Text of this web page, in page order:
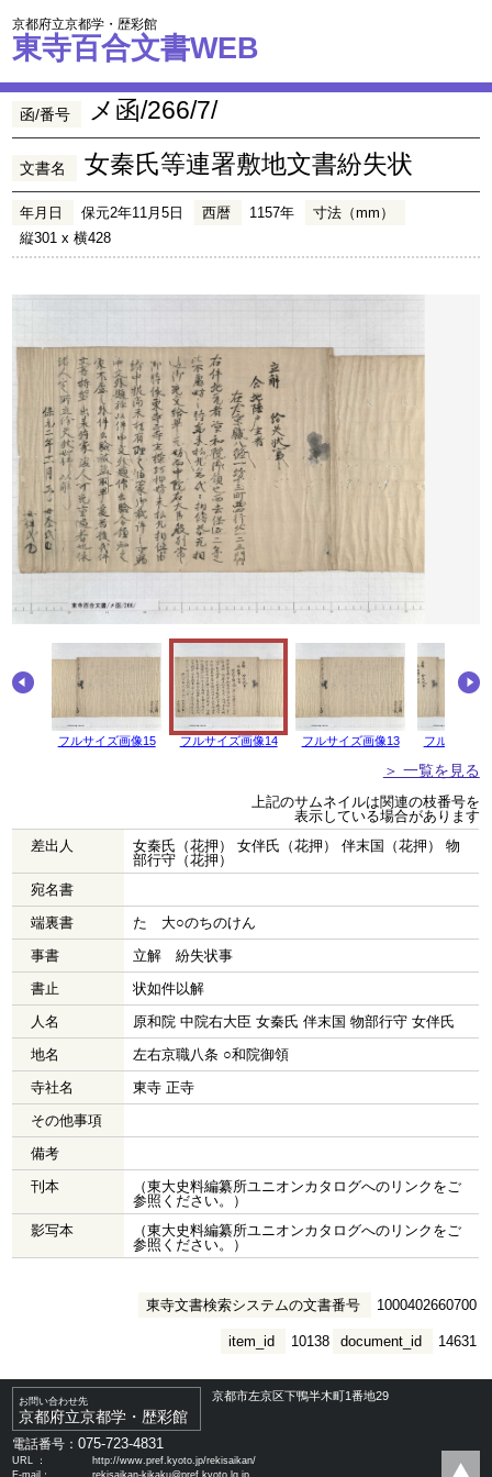
京都府立京都学・歴彩館
東寺百合文書WEB
函/番号 メ函/266/7/
文書名 女秦氏等連署敷地文書紛失状
年月日 保元2年11月5日 西暦 1157年
寸法（mm）
縦301 x 横428
フルサイズ画像15 フルサイズ画像14 フルサイズ画像13 フルサイズ
＞ 一覧を見る
上記のサムネイルは関連の枝番号を
表示している場合があります
差出人
女秦氏（花押） 女伴氏（花押） 伴末国（花押） 物
部行守（花押）
宛名書
端裏書
たゝ大○のちのけん
事書
立解 紛失状事
書止
状如件以解
人名
原和院 中院右大臣 女秦氏 伴末国 物部行守 女伴氏
地名
左右京職八条 ○和院御領
寺社名
東寺 正寺
その他事項
備考
刊本
（東大史料編纂所ユニオンカタログへのリンクをご
参照ください。）
影写本
（東大史料編纂所ユニオンカタログへのリンクをご
参照ください。）
東寺文書検索システムの文書番号 1000402660700
document_id 14631
item_id 10138
お問い合わせ先
京都府立京都学・歴彩館
京都市左京区下鴨半木町1番地29
電話番号：075-723-4831
URL ：
http://www.pref.kyoto.jp/rekisaikan/
E-mail：
rekisaikan-kikaku@pref.kyoto.lg.jp